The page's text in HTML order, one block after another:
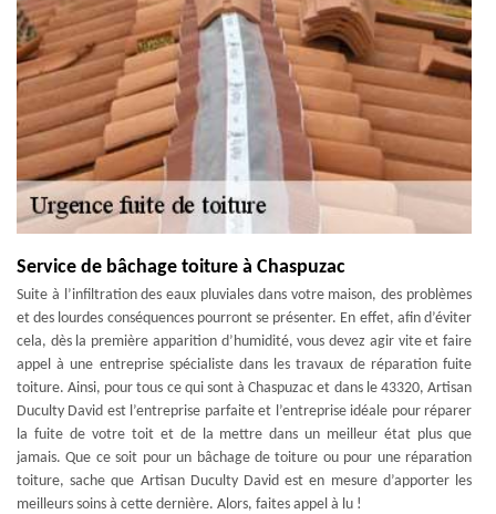
Service de bâchage toiture à Chaspuzac
Suite à l’infiltration des eaux pluviales dans votre maison, des problèmes
et des lourdes conséquences pourront se présenter. En effet, afin d’éviter
cela, dès la première apparition d’humidité, vous devez agir vite et faire
appel à une entreprise spécialiste dans les travaux de réparation fuite
toiture. Ainsi, pour tous ce qui sont à Chaspuzac et dans le 43320, Artisan
Duculty David est l’entreprise parfaite et l’entreprise idéale pour réparer
la fuite de votre toit et de la mettre dans un meilleur état plus que
jamais. Que ce soit pour un bâchage de toiture ou pour une réparation
toiture, sache que Artisan Duculty David est en mesure d’apporter les
meilleurs soins à cette dernière. Alors, faites appel à lu !